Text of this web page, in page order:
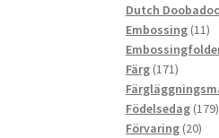
Dutch
Embossing 1111
Färg 171171
Födelsedag 179
Förvaring 2020